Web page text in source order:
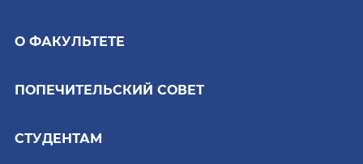
О ФАКУЛЬТЕТЕ
ПОПЕЧИТЕЛЬСКИЙ СОВЕТ
СТУДЕНТАМ